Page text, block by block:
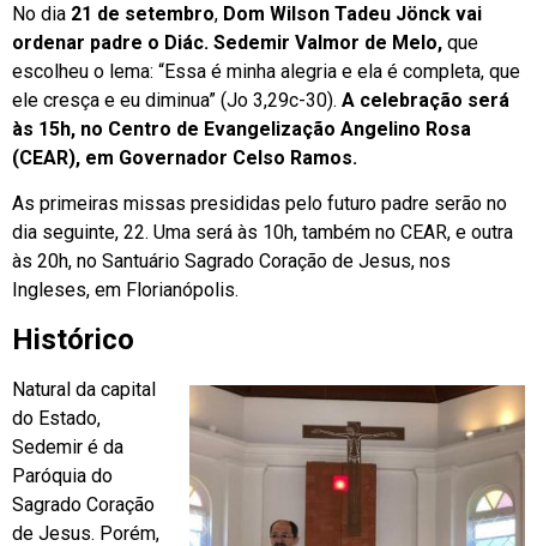
No dia 21 de setembro, Dom Wilson Tadeu Jönck vai
ordenar padre o Diác. Sedemir Valmor de Melo, que
escolheu o lema: “Essa é minha alegria e ela é completa, que
ele cresça e eu diminua” (Jo 3,29c-30). A celebração será
às 15h, no Centro de Evangelização Angelino Rosa
(CEAR), em Governador Celso Ramos.
As primeiras missas presididas pelo futuro padre serão no
dia seguinte, 22. Uma será às 10h, também no CEAR, e outra
às 20h, no Santuário Sagrado Coração de Jesus, nos
Ingleses, em Florianópolis.
Histórico
Natural da capital
do Estado,
Sedemir é da
Paróquia do
Sagrado Coração
de Jesus. Porém,